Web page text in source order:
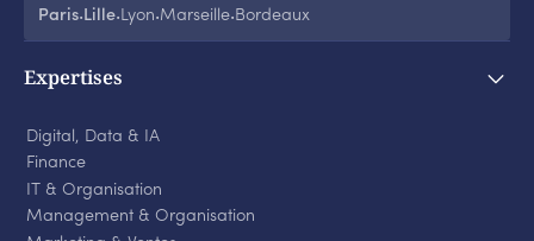
Paris‧ Lille‧ Lyon‧Marseille‧ Bordeaux
Expertises
Digital, Data & IA
Finance
IT & Organisation
Management & Organisation